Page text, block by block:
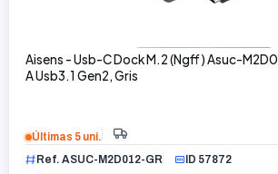
Aisens - Usb-C Dock M.2 (Ngff) Asuc-
A Usb3.1 Gen2, Gris
Últimas 5 uni.
Ref. ASUC-M2D012-GR
ID 57872